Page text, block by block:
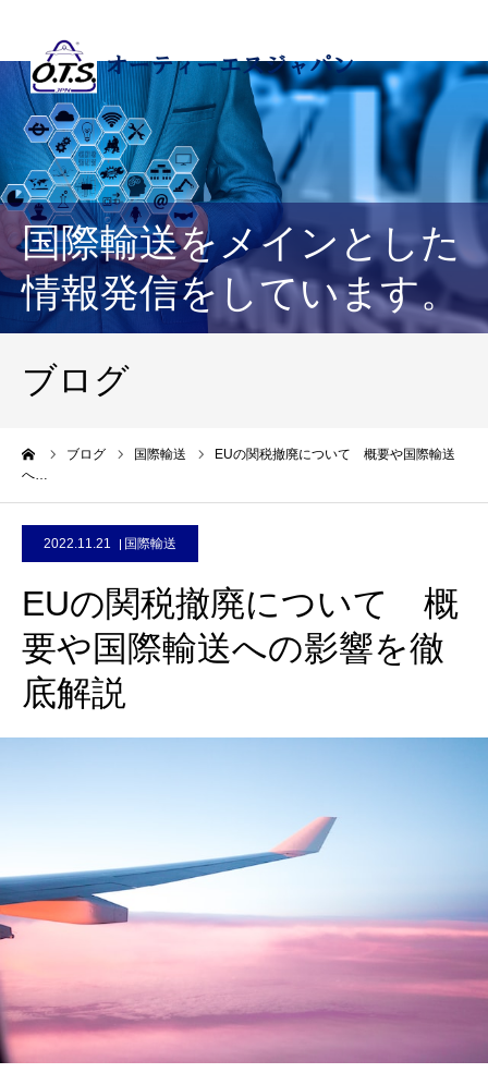
国際輸送をメインとした
情報発信をしています。
ブログ
ブログ 国際輸送
EUの関税撤廃について 概要や国際輸送
へ…
2022.11.21 国際輸送
EUの関税撤廃について 概
要や国際輸送への影響を徹
底解説